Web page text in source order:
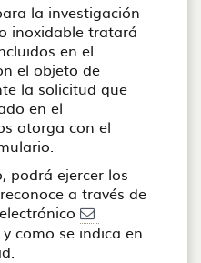
la investigación
inoxidable tratará
en el
el objeto de
la solicitud que
en el
otorga con el
podrá ejercer los
a través de
como se indica en